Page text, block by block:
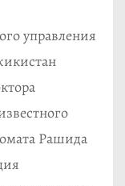
управления
Рашида